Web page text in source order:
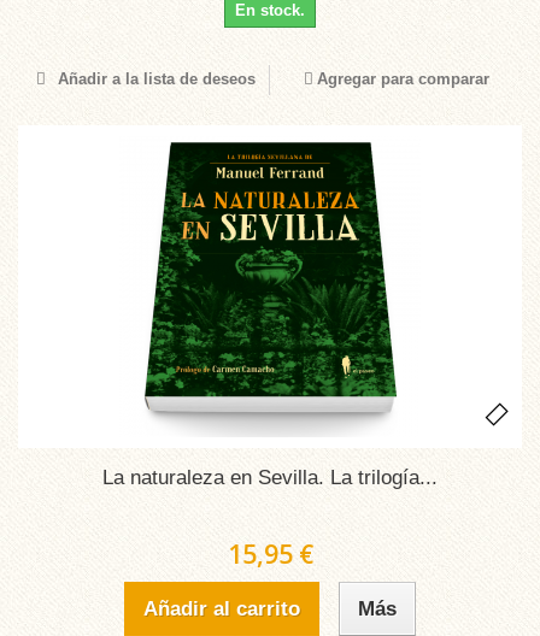
En stock.
Añadir a la lista de deseos Agregar para comparar
La naturaleza en Sevilla. La trilogía...
15,95 €
Añadir al carrito Más